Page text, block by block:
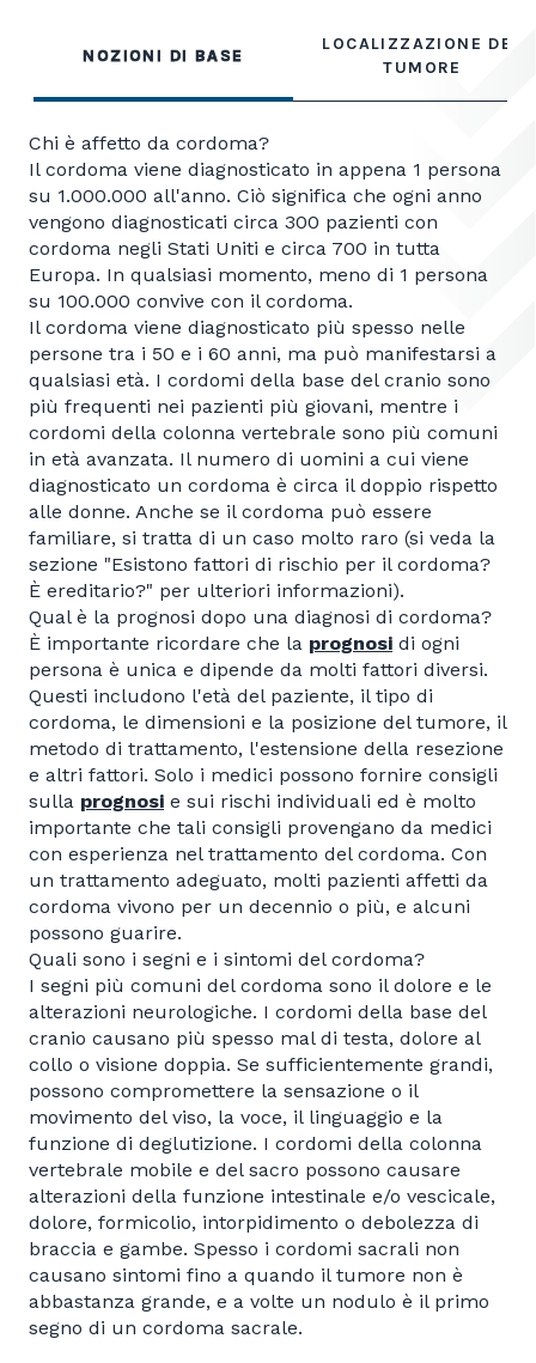
NOZIONI DI BASE
LOCALIZZAZIONE DEL
TUMORE
Chi è affetto da cordoma?
Il cordoma viene diagnosticato in appena 1 persona
su 1.000.000 all'anno. Ciò significa che ogni anno
vengono diagnosticati circa 300 pazienti con
cordoma negli Stati Uniti e circa 700 in tutta
Europa. In qualsiasi momento, meno di 1 persona
su 100.000 convive con il cordoma.
Il cordoma viene diagnosticato più spesso nelle
persone tra i 50 e i 60 anni, ma può manifestarsi a
qualsiasi età. I cordomi della base del cranio sono
più frequenti nei pazienti più giovani, mentre i
cordomi della colonna vertebrale sono più comuni
in età avanzata. Il numero di uomini a cui viene
diagnosticato un cordoma è circa il doppio rispetto
alle donne. Anche se il cordoma può essere
familiare, si tratta di un caso molto raro (si veda la
sezione "Esistono fattori di rischio per il cordoma?
È ereditario?" per ulteriori informazioni).
Qual è la prognosi dopo una diagnosi di cordoma?
È importante ricordare che la prognosi di ogni
persona è unica e dipende da molti fattori diversi.
Questi includono l'età del paziente, il tipo di
cordoma, le dimensioni e la posizione del tumore, il
metodo di trattamento, l'estensione della resezione
e altri fattori. Solo i medici possono fornire consigli
sulla prognosi e sui rischi individuali ed è molto
importante che tali consigli provengano da medici
con esperienza nel trattamento del cordoma. Con
un trattamento adeguato, molti pazienti affetti da
cordoma vivono per un decennio o più, e alcuni
possono guarire.
Quali sono i segni e i sintomi del cordoma?
I segni più comuni del cordoma sono il dolore e le
alterazioni neurologiche. I cordomi della base del
cranio causano più spesso mal di testa, dolore al
collo o visione doppia. Se sufficientemente grandi,
possono compromettere la sensazione o il
movimento del viso, la voce, il linguaggio e la
funzione di deglutizione. I cordomi della colonna
vertebrale mobile e del sacro possono causare
alterazioni della funzione intestinale e/o vescicale,
dolore, formicolio, intorpidimento o debolezza di
braccia e gambe. Spesso i cordomi sacrali non
causano sintomi fino a quando il tumore non è
abbastanza grande, e a volte un nodulo è il primo
segno di un cordoma sacrale.